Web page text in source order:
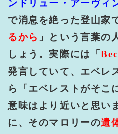
ンドリュー・アーヴィ
で消息を絶った登山家
るから 」という言葉の
しょう。実際には「
発言していて、エベレ
ら「エベレストがそこ
意味はより近いと思い
に、そのマロリーの遺